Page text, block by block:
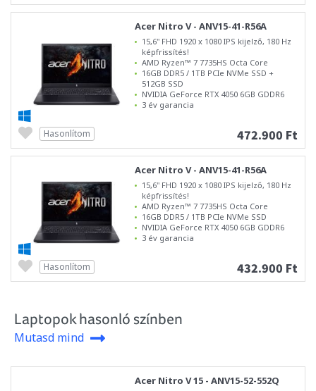
Acer Nitro V - ANV15-41-R56A
15,6" FHD 1920 x 1080 IPS kijelző, 180 Hz
képfrissítés!
AMD Ryzen™ 7 7735HS Octa Core
16GB DDR5 / 1TB PCIe NVMe SSD +
512GB SSD
NVIDIA GeForce RTX 4050 6GB GDDR6
3 év garancia
472.900 Ft
Hasonlítom
Acer Nitro V - ANV15-41-R56A
15,6" FHD 1920 x 1080 IPS kijelző, 180 Hz
képfrissítés!
AMD Ryzen™ 7 7735HS Octa Core
16GB DDR5 / 1TB PCIe NVMe SSD
NVIDIA GeForce RTX 4050 6GB GDDR6
3 év garancia
432.900 Ft
Hasonlítom
Laptopok hasonló színben
Mutasd mind
Acer Nitro V 15 - ANV15-52-552Q